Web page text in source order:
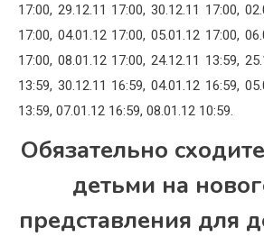
17:00, 29.12.11 17:00, 30.12.11 17:00,
17:00, 04.01.12 17:00, 05.01.12 17:00,
17:00, 08.01.12 17:00, 24.12.11 13:59,
13:59, 30.12.11 16:59, 04.01.12 16:59,
13:59, 07.01.12 16:59, 08.01.12 10:59.
Обязательно
детьми на
представления для